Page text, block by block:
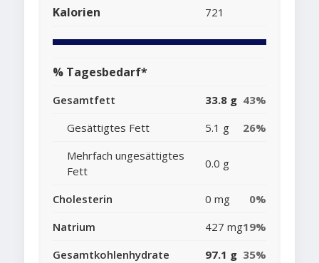
Kalorien 721
% Tagesbedarf*
Gesamtfett 33.8 g 43%
Gesättigtes Fett
5.1 g
26%
Mehrfach ungesättigtes
Fett
0.0 g
Cholesterin 0 mg
0%
Natrium
427 mg19%
Gesamtkohlenhydrate
97.1 g 35%